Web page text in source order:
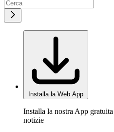
Installa la Web App
Installa la nostra App
notizie